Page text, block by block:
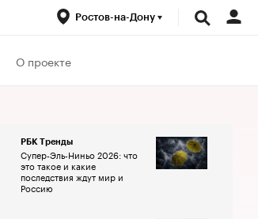
Ростов-на-Дону
О проекте
РБК Тренды
Супер-Эль-Ниньо 2026: что
это такое и какие
последствия ждут мир и
Россию